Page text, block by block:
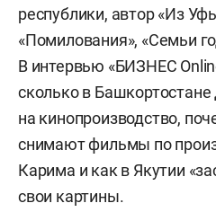
республики, автор «Из
«Помилования», «Семьи
В интервью «БИЗНЕС
сколько в
на кинопроизводство,
снимают фильмы по
Карима и как в Якутии
свои картины.